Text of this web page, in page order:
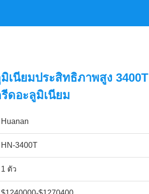
เนียมประสิทธิภาพสูง 3400T
ดอะลูมิเนียม
Huanan
HN-3400T
1 ตัว